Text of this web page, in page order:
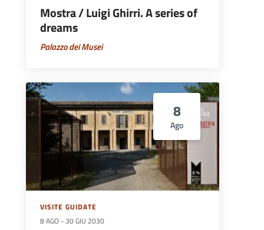
Mostra / Luigi Ghirri. A series of
dreams
Palazzo dei Musei
8
Ago
VISITE GUIDATE
8 AGO -30 GIU 2030